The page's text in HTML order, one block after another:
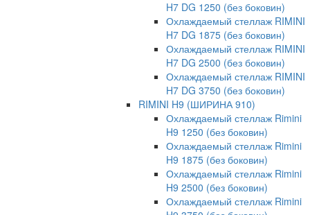
H7 DG 1250 (без боковин)
Охлаждаемый стеллаж RIMINI
H7 DG 1875 (без боковин)
Охлаждаемый стеллаж RIMINI
H7 DG 2500 (без боковин)
Охлаждаемый стеллаж RIMINI
H7 DG 3750 (без боковин)
RIMINI H9 (ШИРИНА 910)
Охлаждаемый стеллаж Rimini
H9 1250 (без боковин)
Охлаждаемый стеллаж Rimini
H9 1875 (без боковин)
Охлаждаемый стеллаж Rimini
H9 2500 (без боковин)
Охлаждаемый стеллаж Rimini